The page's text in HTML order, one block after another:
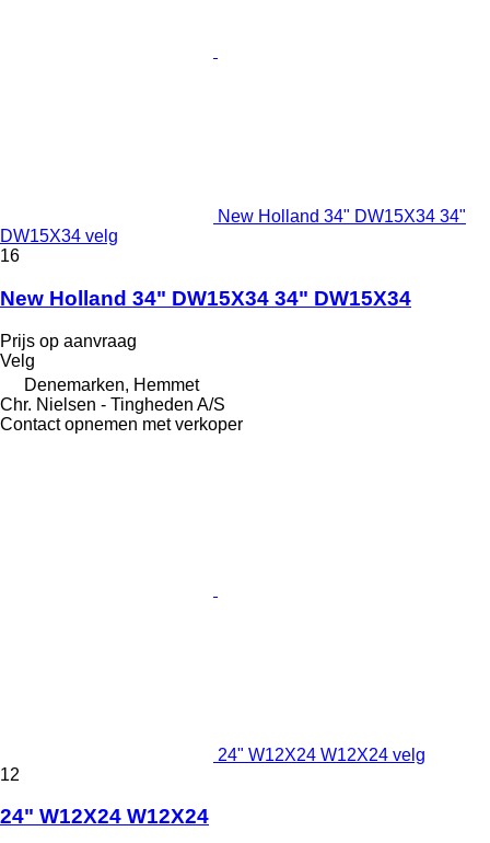
New Holland 34" DW15X34 34"
DW15X34 velg
16
New Holland 34" DW15X34 34" DW15X34
Prijs op aanvraag
Velg
Denemarken, Hemmet
Chr. Nielsen - Tingheden A/S
Contact opnemen met verkoper
24" W12X24 W12X24 velg
12
24" W12X24 W12X24